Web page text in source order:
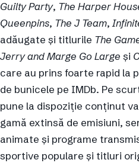
Guilty Party, The Harper
Queenpins, The J Team,
adăugate și titlurile The
Jerry and Marge Go Large și
care au prins foarte rapid la
de bunicele pe IMDb. Pe
pune la dispoziție conținut
gamă extinsă de emisiuni,
animate și programe
sportive populare și titluri